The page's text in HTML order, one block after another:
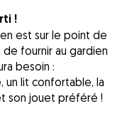
!
est sur le point de
fournir au gardien
besoin :
un lit confortable, la
son jouet préféré !